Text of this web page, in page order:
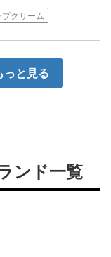
プクリーム
っと見る
ンド一覧